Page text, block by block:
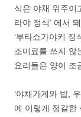
식은 야채 위주이
라야 정식’ 에서
‘부타쇼가야키 정
조미료를 쓰지 않
요리들은 양이
‘야채가게와 밥,
에 이렇게 정갈한